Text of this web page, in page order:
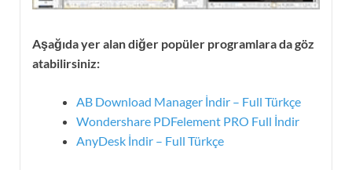
Aşağıda yer alan diğer popüler programlara da göz
atabilirsiniz:
AB Download Manager İndir – Full Türkçe
Wondershare PDFelement PRO Full İndir
AnyDesk İndir – Full Türkçe